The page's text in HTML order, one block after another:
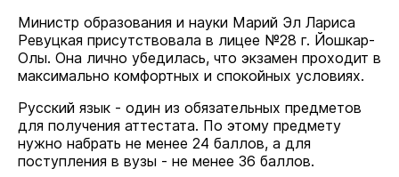
Министр образования и науки Марий Эл Лариса
Ревуцкая присутствовала в лицее №28 г. Йошкар-
Олы. Она лично убедилась, что экзамен проходит в
максимально комфортных и спокойных условиях.
Русский язык - один из обязательных предметов
для получения аттестата. По этому предмету
нужно набрать не менее 24 баллов, а для
поступления в вузы - не менее 36 баллов.